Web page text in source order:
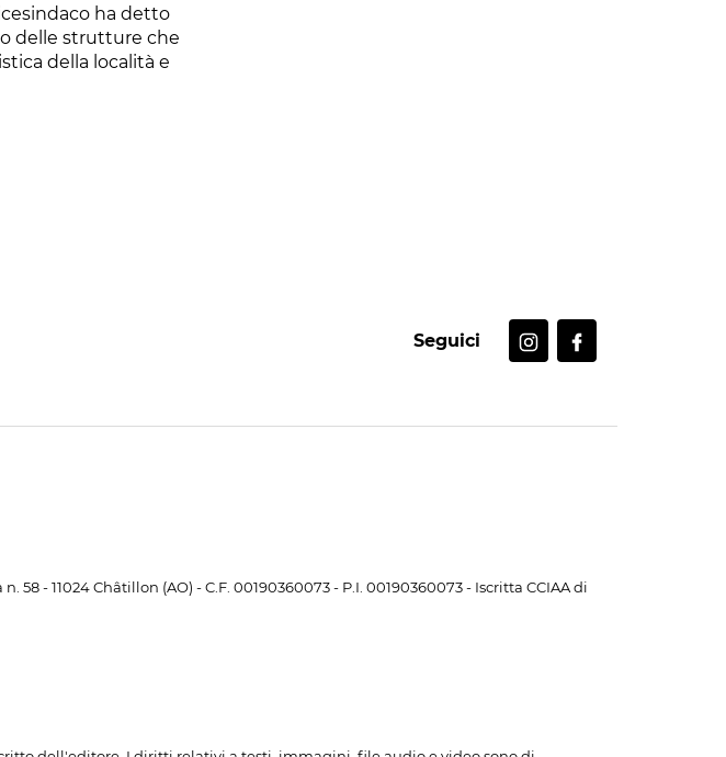
ha detto
delle strutture che
della località e
Seguici
- 11024 Châtillon (AO) - C.F. 00190360073 - P.I. 00190360073 - Iscritta CCIAA di